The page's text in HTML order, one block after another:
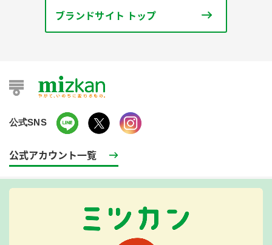
ブランドサイト トップ
公式SNS
公式アカウント一覧